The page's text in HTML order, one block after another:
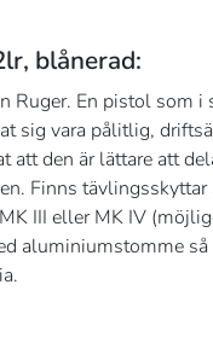
blånerad:
Ruger. En pistol som
sig vara pålitlig,
att den är lättare att
Finns
III eller MK IV
aluminiumstomme